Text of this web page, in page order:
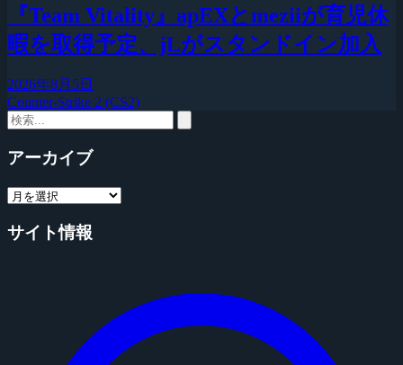
『Team Vitality』apEXとmeziiが育児休
暇を取得予定、jLがスタンドイン加入
2026年8月5日
Counter-Strike 2 (CS2)
アーカイブ
サイト情報